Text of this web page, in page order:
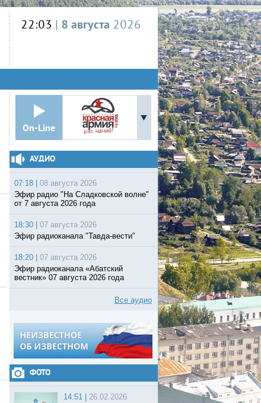
22:03 | 8 августа 2026
On-Line
АУДИО
07:18 |
08 августа 2026
Эфир радио "На Сладковской волне"
от 7 августа 2026 года
18:30 |
07 августа 2026
Эфир радиоканала "Тавда-вести"
18:20 |
07 августа 2026
Эфир радиоканала «Абатский
вестник» 07 августа 2026 года
Все аудио
ФОТО
14:51 |
26.02.2026